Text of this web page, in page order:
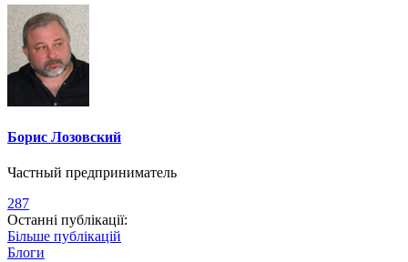
Борис Лозовский
Частный предприниматель
287
Останні публікації:
Більше публікацій
Блоги